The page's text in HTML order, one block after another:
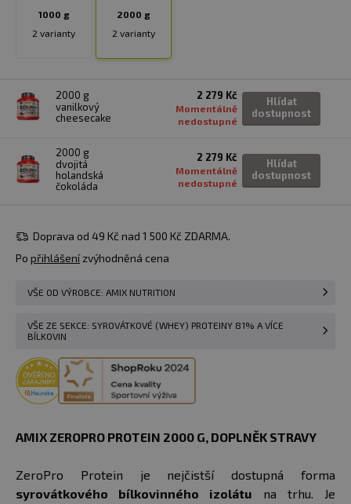
1000 g
2 varianty
2000 g
2 varianty
2000 g
vanilkový
cheesecake
2 279 Kč
Momentálně
nedostupné
Hlídat
dostupnost
2000 g
dvojitá
holandská
čokoláda
2 279 Kč
Momentálně
nedostupné
Hlídat
dostupnost
Doprava od 49 Kč nad 1 500 Kč ZDARMA.
Po přihlášenízvýhodněná cena
VŠE OD VÝROBCE: AMIX NUTRITION
VŠE ZE SEKCE: SYROVÁTKOVÉ (WHEY) PROTEINY 81% A VÍCE
BÍLKOVIN
AMIX ZEROPRO PROTEIN 2000 G, DOPLNĚK STRAVY
ZeroPro Protein je nejčistší dostupná forma
syrovátkového bílkovinného izolátu na trhu. Je